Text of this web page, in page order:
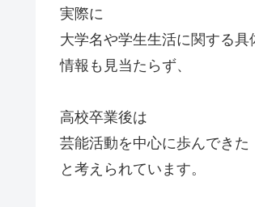
実際に
大学名や学生生活に関する具
情報も見当たらず、
高校卒業後は
芸能活動を中心に歩んできた
と考えられています。